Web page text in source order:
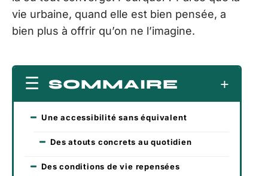
vie urbaine, quand elle est bien pensée, a
bien plus à offrir qu’on ne l’imagine.
SOMMAIRE
Une accessibilité sans équivalent
Des atouts concrets au quotidien
Des conditions de vie repensées